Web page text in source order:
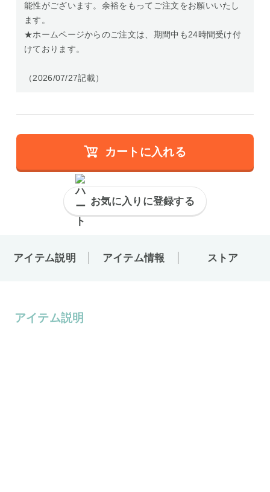
能性がございます。余裕をもってご注文をお願いいたし
ます。
★ホームページからのご注文は、期間中も24時間受け付
けております。
（2026/07/27記載）
カートに入れる
お気に入りに登録する
アイテム説明 アイテム情報 ストア
アイテム説明